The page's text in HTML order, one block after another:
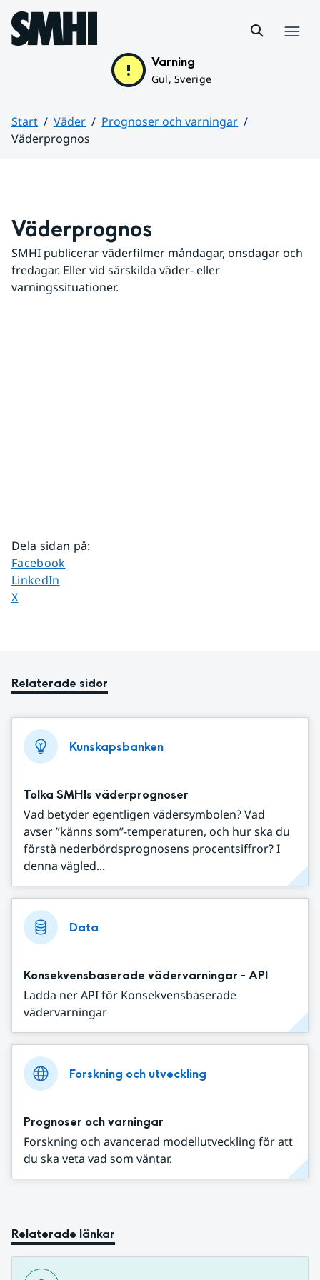
Hoppa till sidans innehåll
Varning
Gul, Sverige
Start Väder
Prognoser och varningar
Väderprognos
Väderprognos
SMHI publicerar väderfilmer måndagar, onsdagar och
fredagar. Eller vid särskilda väder- eller
varningssituationer.
Dela sidan på:
Dela sidan på
Facebook
Dela sidan på
LinkedIn
Dela sidan på
X
Relaterade sidor
Kunskapsbanken
Tolka SMHIs väderprognoser
Vad betyder egentligen vädersymbolen? Vad
avser ”känns som”-temperaturen, och hur ska du
förstå nederbördsprognosens procentsiffror? I
denna vägled...
Data
Konsekvensbaserade vädervarningar - API
Ladda ner API för Konsekvensbaserade
vädervarningar
Forskning och utveckling
Prognoser och varningar
Forskning och avancerad modellutveckling för att
du ska veta vad som väntar.
Relaterade länkar